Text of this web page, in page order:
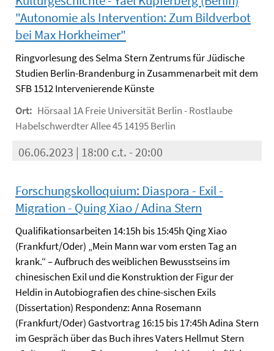
"Autonomie als Intervention: Zum Bildverbot
bei Max Horkheimer"
Ringvorlesung des Selma Stern Zentrums für Jüdische
Studien Berlin-Brandenburg in Zusammenarbeit mit dem
SFB 1512 Intervenierende Künste
Ort: Hörsaal 1A Freie Universität Berlin - Rostlaube
Habelschwerdter Allee 45 14195 Berlin
06.06.2023 | 18:00 c.t. - 20:00
Forschungskolloquium: Diaspora - Exil -
Migration - Quing Xiao / Adina Stern
Qualifikationsarbeiten 14:15h bis 15:45h Qing Xiao
(Frankfurt/Oder) „Mein Mann war vom ersten Tag an
krank.“ – Aufbruch des weiblichen Bewusstseins im
chinesischen Exil und die Konstruktion der Figur der
Heldin in Autobiografien des chine-sischen Exils
(Dissertation) Respondenz: Anna Rosemann
(Frankfurt/Oder) Gastvortrag 16:15 bis 17:45h Adina Stern
im Gespräch über das Buch ihres Vaters Hellmut Stern